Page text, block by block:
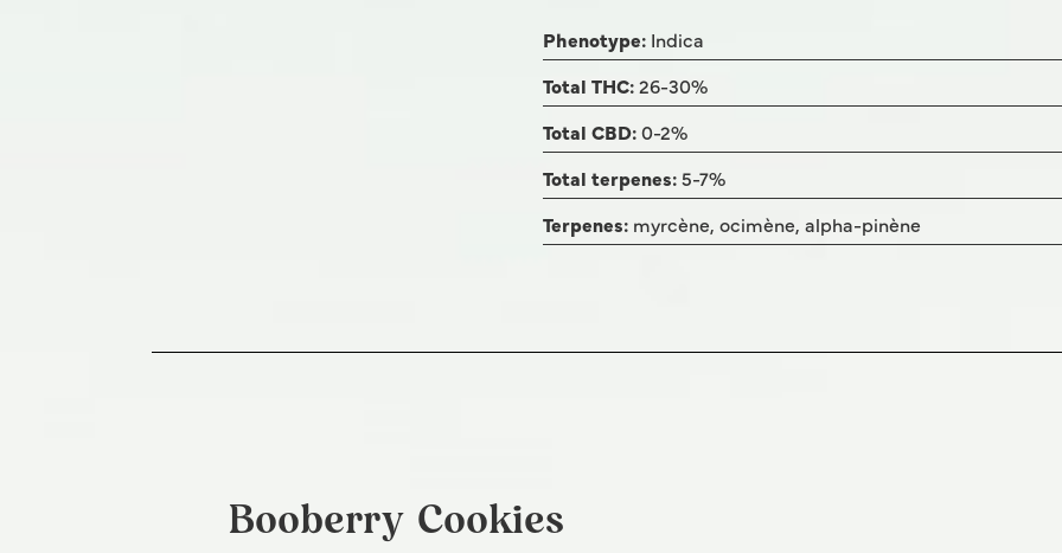
Phenotype: Indica
Total THC:26-30%
Total CBD:0-2%
Total terpenes:5-7%
Terpenes: myrcène, ocimène, alpha-pinène
Booberry Cookies